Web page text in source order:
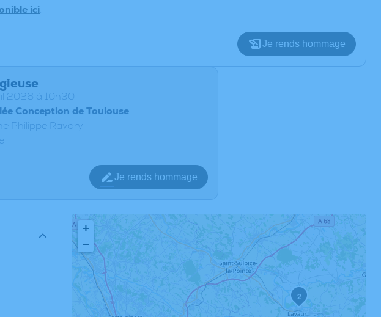
ici
Je rends hommage
2026 à 10h30
Conception de Toulouse
Philippe Ravary
Je rends hommage
2
+
−